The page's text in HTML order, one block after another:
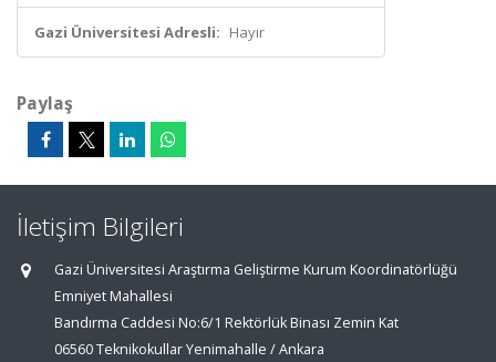
Gazi Üniversitesi Adresli: Hayır
Paylaş
İletişim Bilgileri
Gazi Üniversitesi Araştırma Geliştirme Kurum Koordinatörlüğü
Emniyet Mahallesi
Bandırma Caddesi No:6/1 Rektörlük Binası Zemin Kat
06560 Teknikokullar Yenimahalle / Ankara